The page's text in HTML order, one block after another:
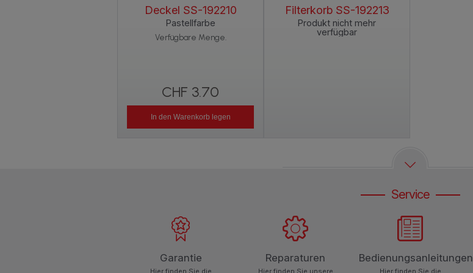
Deckel SS-192210
Pastellfarbe
Verfügbare Menge.
CHF 3.70
In den Warenkorb legen
Filterkorb SS-192213
Produkt nicht mehr
verfügbar
Service
Garantie
Hier finden Sie die
Reparaturen
Hier finden Sie unsere
Bedienungsanleitungen
Hier finden Sie die